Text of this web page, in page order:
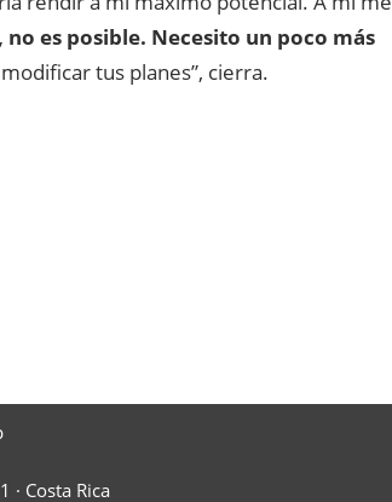
es posible. Necesito un poco más
tus planes”, cierra.
· Costa Rica